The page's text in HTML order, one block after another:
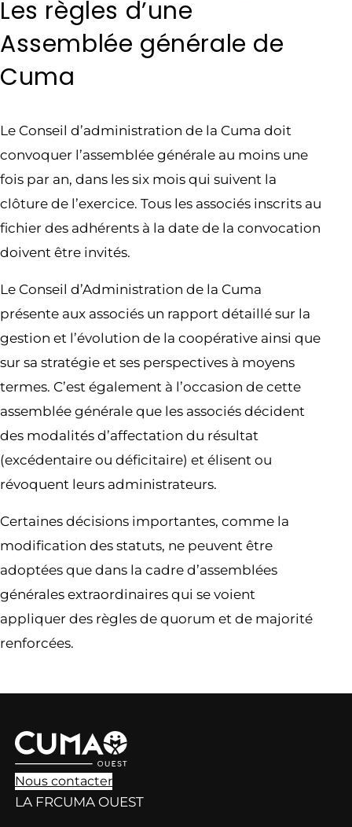
Les règles d’une
Assemblée générale de
Cuma
Le Conseil d’administration de la Cuma doit
convoquer l’assemblée générale au moins une
fois par an, dans les six mois qui suivent la
clôture de l’exercice. Tous les associés inscrits au
fichier des adhérents à la date de la convocation
doivent être invités.
Le Conseil d’Administration de la Cuma
présente aux associés un rapport détaillé sur la
gestion et l’évolution de la coopérative ainsi que
sur sa stratégie et ses perspectives à moyens
termes. C’est également à l’occasion de cette
assemblée générale que les associés décident
des modalités d’affectation du résultat
(excédentaire ou déficitaire) et élisent ou
révoquent leurs administrateurs.
Certaines décisions importantes, comme la
modification des statuts, ne peuvent être
adoptées que dans la cadre d’assemblées
générales extraordinaires qui se voient
appliquer des règles de quorum et de majorité
renforcées.
Nous contacter
LA FRCUMA OUEST